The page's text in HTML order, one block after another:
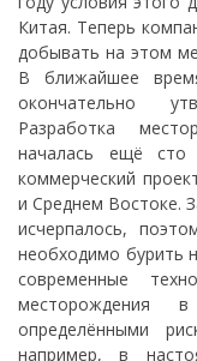
Китая. Теперь
добывать на этом
В ближайшее
окончательно
Разработка
началась ещё
коммерческий
и Среднем Востоке.
исчерпалось,
необходимо бурить
современные
месторождения
определёнными
например, в